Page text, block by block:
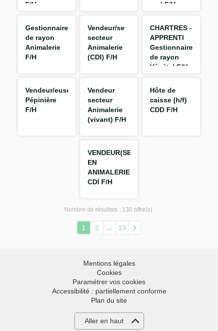
F/H
end F/H
Gestionnaire
de rayon
Animalerie
F/H
Vendeur/se
secteur
Animalerie
(CDI) F/H
CHARTRES -
APPRENTI
Gestionnaire
de rayon
Végétal F/H
Vendeur/euse
Pépinière
F/H
Vendeur
secteur
Animalerie
(vivant) F/H
Hôte de
caisse (h/f)
CDD F/H
VENDEUR(SE)
EN
ANIMALERIE
CDI F/H
Nombre de résultats : 130 offre(s)
1 2 13
Mentions légales
Cookies
Paramétrer vos cookies
Accessibilité : partiellement conforme
Plan du site
Aller en haut